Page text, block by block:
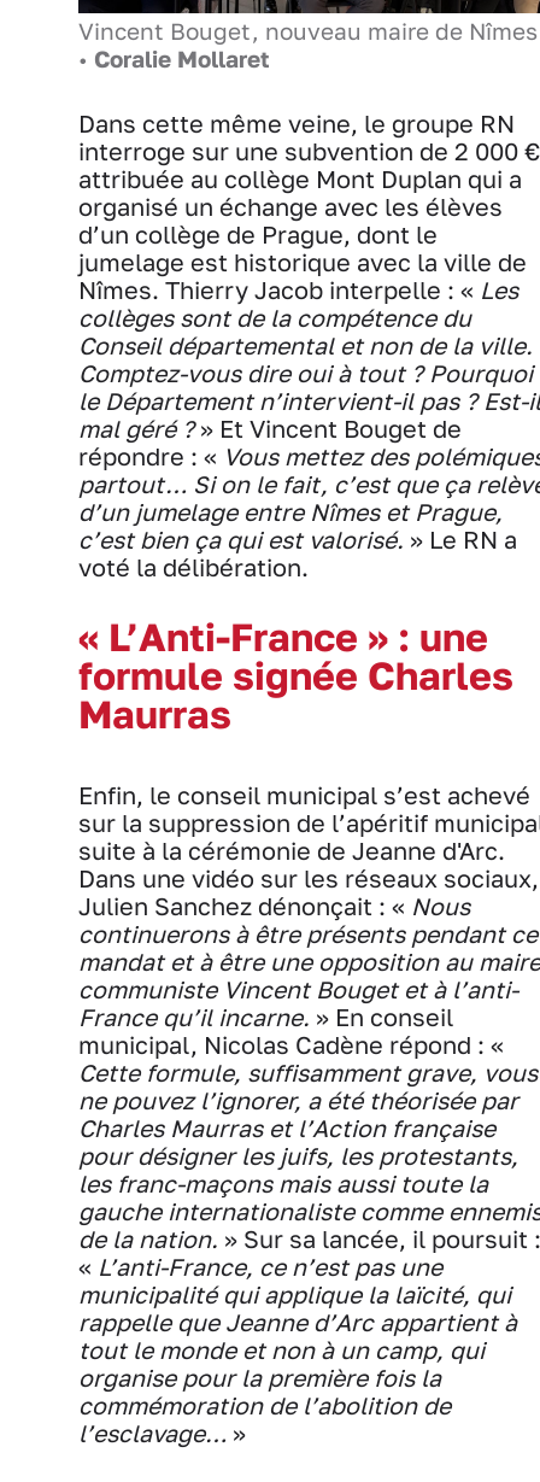
Vincent Bouget, nouveau maire de
• Coralie Mollaret
Dans cette même veine, le groupe RN
interroge sur une subvention de 2 000 €
attribuée au collège Mont Duplan qui a
organisé un échange avec les élèves
d’un collège de Prague, dont le
jumelage est historique avec la ville de
Nîmes. Thierry Jacob interpelle : « Les
collèges sont de la compétence du
Conseil départemental et non de la ville.
Comptez-vous dire oui à tout ? Pourquoi
le Département n’intervient-il pas ? Est-il
mal géré ?» Et Vincent Bouget de
répondre : « Vous mettez des
partout… Si on le fait, c’est que ça
d’un jumelage entre Nîmes et Prague,
c’est bien ça qui est valorisé. » Le RN a
voté la délibération.
« L’Anti-France » : une
formule signée Charles
Maurras
Enfin, le conseil municipal s’est achevé
sur la suppression de l’apéritif
suite à la cérémonie de Jeanne d'Arc.
Dans une vidéo sur les réseaux sociaux,
Julien Sanchez dénonçait : « Nous
continuerons à être présents pendant ce
mandat et à être une opposition au maire
communiste Vincent Bouget et à l’anti-
France qu’il incarne. » En conseil
municipal, Nicolas Cadène répond : «
Cette formule, suffisamment grave, vous
ne pouvez l’ignorer, a été théorisée par
Charles Maurras et l’Action française
pour désigner les juifs, les protestants,
les franc-maçons mais aussi toute la
gauche internationaliste comme
de la nation. » Sur sa lancée, il poursuit :
« L’anti-France, ce n’est pas une
municipalité qui applique la laïcité, qui
rappelle que Jeanne d’Arc appartient à
tout le monde et non à un camp, qui
organise pour la première fois la
commémoration de l’abolition de
l’esclavage… »